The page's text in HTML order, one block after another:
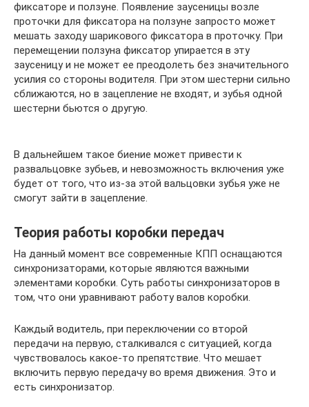
фиксаторе и ползуне. Появление заусеницы возле
проточки для фиксатора на ползуне запросто может
мешать заходу шарикового фиксатора в проточку. При
перемещении ползуна фиксатор упирается в эту
заусеницу и не может ее преодолеть без значительного
усилия со стороны водителя. При этом шестерни сильно
сближаются, но в зацепление не входят, и зубья одной
шестерни бьются о другую.
В дальнейшем такое биение может привести к
развальцовке зубьев, и невозможность включения уже
будет от того, что из-за этой вальцовки зубья уже не
смогут зайти в зацепление.
Теория работы коробки передач
На данный момент все современные КПП оснащаются
синхронизаторами, которые являются важными
элементами коробки. Суть работы синхронизаторов в
том, что они уравнивают работу валов коробки.
Каждый водитель, при переключении со второй
передачи на первую, сталкивался с ситуацией, когда
чувствовалось какое-то препятствие. Что мешает
включить первую передачу во время движения. Это и
есть синхронизатор.